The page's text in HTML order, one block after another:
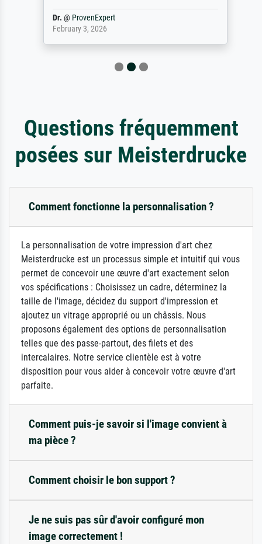
Dr.@ProvenExpert
February 3, 2026
Questions fréquemment
posées sur Meisterdrucke
Comment fonctionne la personnalisation ?
La personnalisation de votre impression d'art chez
Meisterdrucke est un processus simple et intuitif qui vous
permet de concevoir une œuvre d'art exactement selon
vos spécifications : Choisissez un cadre, déterminez la
taille de l'image, décidez du support d'impression et
ajoutez un vitrage approprié ou un châssis. Nous
proposons également des options de personnalisation
telles que des passe-partout, des filets et des
intercalaires. Notre service clientèle est à votre
disposition pour vous aider à concevoir votre œuvre d'art
parfaite.
Comment puis-je savoir si l'image convient à
ma pièce ?
Comment choisir le bon support ?
Je ne suis pas sûr d'avoir configuré mon
image correctement !